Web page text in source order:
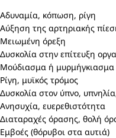
Αδυναμία, κόπωση, ρίγη
Αύξηση της αρτηριακής
Μειωμένη όρεξη
Δυσκολία στην επίτευξη
Μούδιασμα ή μυρμήγκιασμα
Ρίγη, μυϊκός τρόμος
Δυσκολία στον ύπνο,
Ανησυχία, ευερεθιστότητα
Διαταραχές όρασης, θολή
Εμβοές (θόρυβοι στα αυτιά)